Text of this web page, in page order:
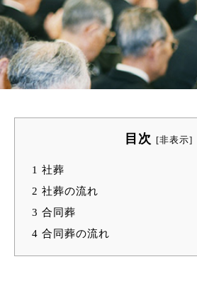
目次 [非表示]
1 社葬
2 社葬の流れ
3 合同葬
4 合同葬の流れ